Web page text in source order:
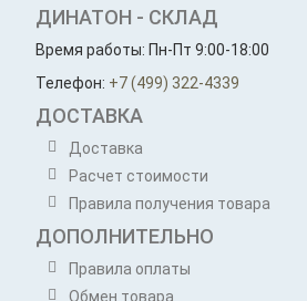
ДИНАТОН - СКЛАД
Время работы: Пн-Пт 9:00-18:00
Телефон: +7 (499) 322-4339
ДОСТАВКА
Доставка
Расчет стоимости
Правила получения товара
ДОПОЛНИТЕЛЬНО
Правила оплаты
Обмен товара